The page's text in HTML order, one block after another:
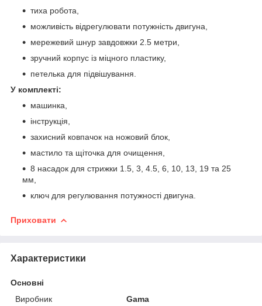
тиха робота,
можливість відрегулювати потужність двигуна,
мережевий шнур завдовжки 2.5 метри,
зручний корпус із міцного пластику,
петелька для підвішування.
У комплекті:
машинка,
інструкція,
захисний ковпачок на ножовий блок,
мастило та щіточка для очищення,
8 насадок для стрижки 1.5, 3, 4.5, 6, 10, 13, 19 та 25
мм,
ключ для регулювання потужності двигуна.
Приховати
Характеристики
Основні
Виробник
Gama